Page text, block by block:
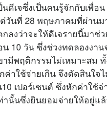
นดีเจซึ่งเป็นคนรู้จักกับเพื่
วันที่ 28 พฤษภาคมที่ผ่าน
งว่าจะให้ดีเจรายนี้มาช่
10 วัน ซึ่งช่วงทดลองงาน
มีพฤติกรรมไม่เหมาะสม
าใช้จ่ายเกิน จึงตัดสินใจ
เปอร์เซนต์ ซึ่งหักค่าใช้
านั้นซึ่งยินยอมจ่ายให้อยู่แ